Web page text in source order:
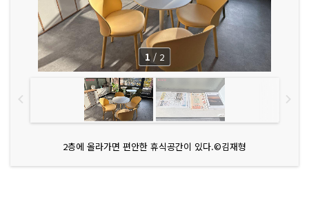
2층에 올라가면 편안한 휴식공간이 있다.©김재형
1 / 2